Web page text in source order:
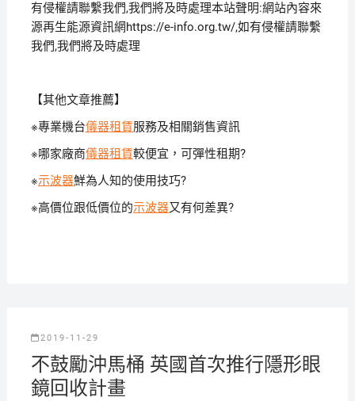
有侵權請聯繫我們,我們將及時處理本站聲明:網站內容來
源再生能源資訊網https://e-info.org.tw/,如有侵權請聯繫
我們,我們將及時處理
【其他文章推薦】
※專業機台儀器租賃服務及相關銷售資訊
※哪家廠商儀器租賃較便宜，可彈性租期?
※示波器鮮為人知的使用技巧?
※高價位跟低價位的示波器又有何差異?
2019-11-29
不鼓勵沖馬桶 英國首次推行隱形眼
鏡回收計畫